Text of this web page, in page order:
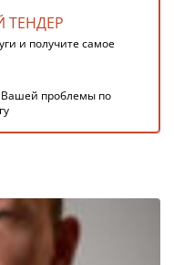
ТЕНДЕР
и получите самое
проблемы по